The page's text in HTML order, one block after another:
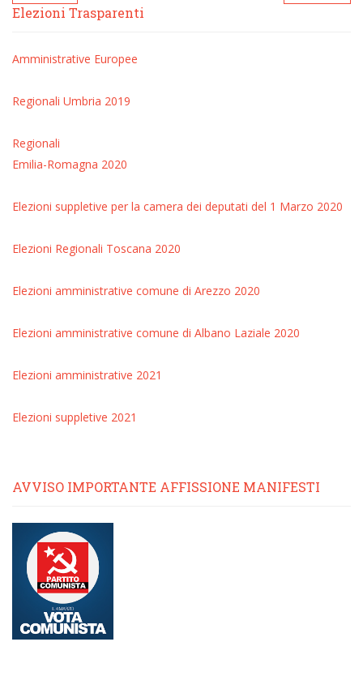
Elezioni Trasparenti
Amministrative Europee
Regionali Umbria 2019
Regionali
Emilia-Romagna 2020
Elezioni suppletive per la camera dei deputati del 1 Marzo 2020
Elezioni Regionali Toscana 2020
Elezioni amministrative comune di Arezzo 2020
Elezioni amministrative comune di Albano Laziale 2020
Elezioni amministrative 2021
Elezioni suppletive 2021
AVVISO IMPORTANTE AFFISSIONE MANIFESTI